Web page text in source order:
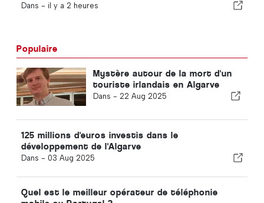
Dans - il y a 2 heures
Populaire
Mystère autour de la mort d'un
touriste irlandais en Algarve
Dans - 22 Aug 2025
125 millions d'euros investis dans le
développement de l'Algarve
Dans - 03 Aug 2025
Quel est le meilleur opérateur de téléphonie